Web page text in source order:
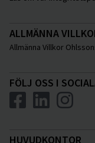
ALLMÄNNA
Allmänna Villkor
FÖLJ OSS I
HUVUDKONTOR